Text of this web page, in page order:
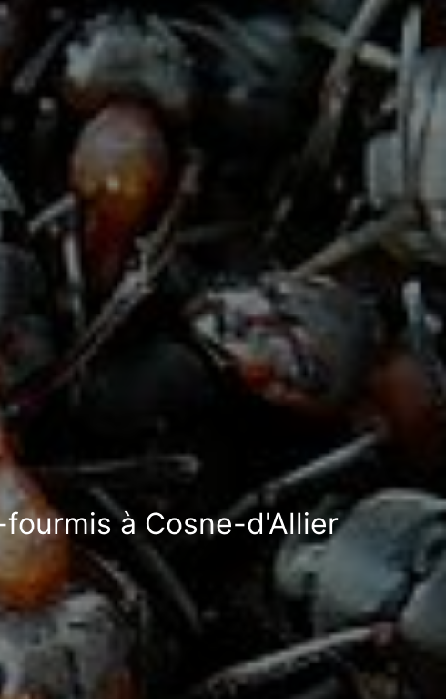
à Cosne-d'Allier